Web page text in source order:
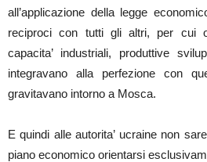
all’applicazione della legge
reciproci con tutti gli altri, per cui
capacita’ industriali, produttive
integravano alla perfezione con
gravitavano intorno a Mosca.
E quindi alle autorita’ ucraine non
piano economico orientarsi